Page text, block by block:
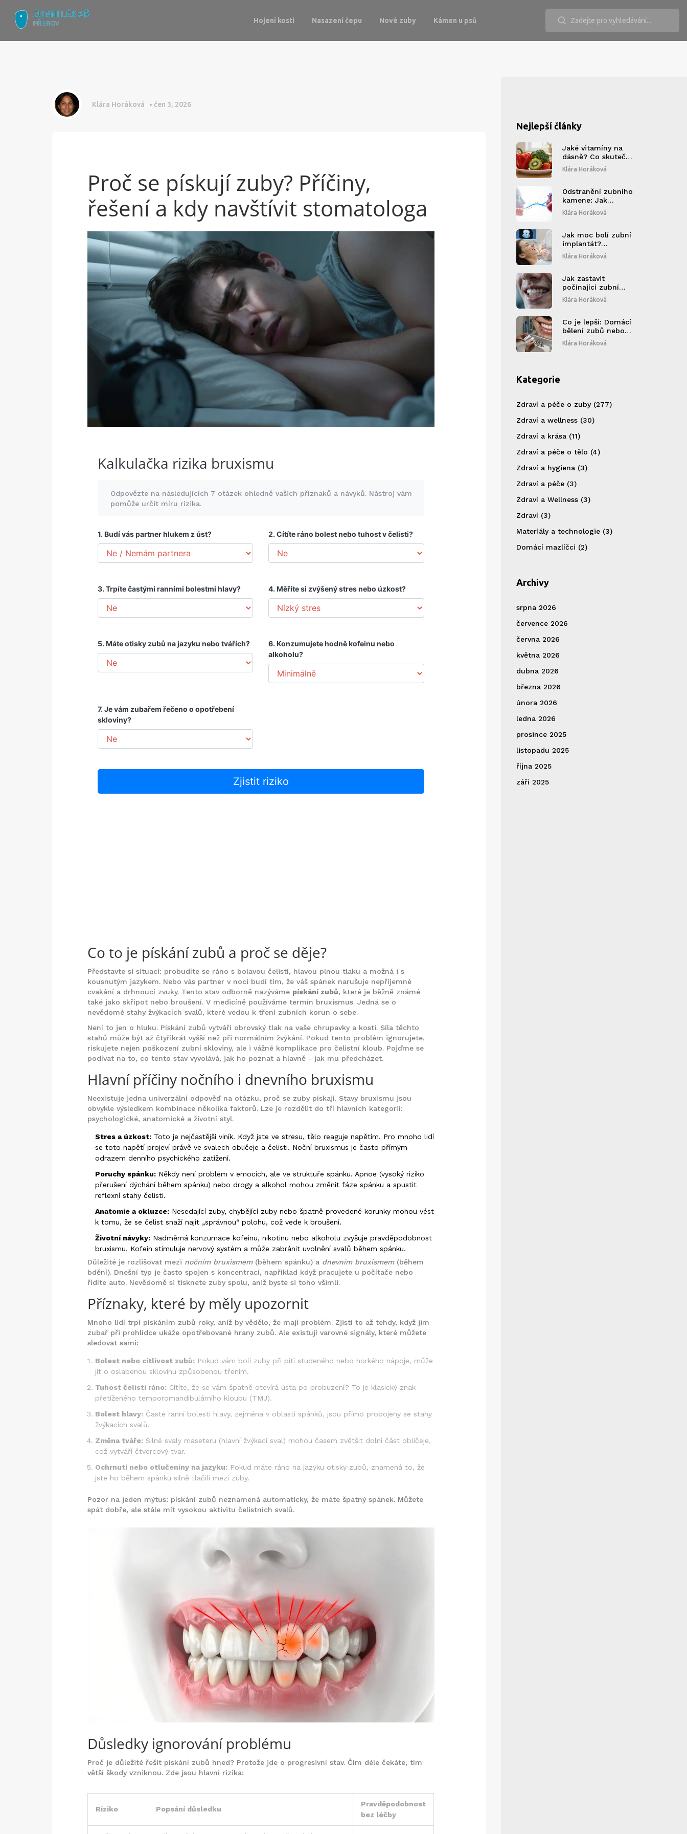
Hojení kosti Nasazení čepu Nové zuby Kámen u psů
Klára Horáková čen 3, 2026
Proč se pískují zuby? Příčiny,
řešení a kdy navštívit stomatologa
Kalkulačka rizika bruxismu
Odpovězte na následujících 7 otázek ohledně vašich příznaků a návyků. Nástroj vám
pomůže určit míru rizika.
1. Budí vás partner hlukem z úst? 2. Cítíte ráno bolest nebo tuhost v čelisti?
3. Trpíte častými ranními bolestmi hlavy? 4. Měříte si zvýšený stres nebo úzkost?
5. Máte otisky zubů na jazyku nebo tvářích?
6. Konzumujete hodně kofeinu nebo
alkoholu?
7. Je vám zubařem řečeno o opotřebení
skloviny?
Zjistit riziko
Co to je pískání zubů a proč se děje?
Představte si situaci: probudíte se ráno s bolavou čelistí, hlavou plnou tlaku a možná i s
kousnutým jazykem. Nebo vás partner v noci budí tím, že váš spánek narušuje nepříjemné
cvakání a drhnoucí zvuky. Tento stav odborně nazýváme pískání zubů, které je běžně známé
také jako skřípot nebo broušení. V medicíně používáme termín bruxismus. Jedná se o
nevědomé stahy žvýkacích svalů, které vedou k tření zubních korun o sebe.
Není to jen o hluku. Pískání zubů vytváří obrovský tlak na vaše chrupavky a kosti. Síla těchto
stahů může být až čtyřikrát vyšší než při normálním žvýkání. Pokud tento problém ignorujete,
riskujete nejen poškození zubní skloviny, ale i vážné komplikace pro čelistní kloub. Pojďme se
podívat na to, co tento stav vyvolává, jak ho poznat a hlavně - jak mu předcházet.
Hlavní příčiny nočního i dnevního bruxismu
Neexistuje jedna univerzální odpověď na otázku, proč se zuby pískají. Stavy bruxismu jsou
obvykle výsledkem kombinace několika faktorů. Lze je rozdělit do tří hlavních kategorií:
psychologické, anatomické a životní styl.
Stres a úzkost: Toto je nejčastější viník. Když jste ve stresu, tělo reaguje napětím. Pro mnoho lidí
se toto napětí projeví právě ve svalech obličeje a čelisti. Noční bruxismus je často přímým
odrazem denního psychického zatížení.
Poruchy spánku: Někdy není problém v emocích, ale ve struktuře spánku. Apnoe (vysoký riziko
přerušení dýchání během spánku) nebo drogy a alkohol mohou změnit fáze spánku a spustit
reflexní stahy čelisti.
Anatomie a okluzce: Nesedající zuby, chybějící zuby nebo špatně provedené korunky mohou vést
k tomu, že se čelist snaží najít „správnou“ polohu, což vede k broušení.
Životní návyky: Nadměrná konzumace kofeinu, nikotinu nebo alkoholu zvyšuje pravděpodobnost
bruxismu. Kofein stimuluje nervový systém a může zabránit uvolnění svalů během spánku.
Důležité je rozlišovat mezi nočním bruxismem(během spánku) a dnevním bruxismem(během
bdění). Dnešní typ je často spojen s koncentrací, například když pracujete u počítače nebo
řídíte auto. Nevědomě si tisknete zuby spolu, aniž byste si toho všimli.
Příznaky, které by měly upozornit
Mnoho lidí trpí pískáním zubů roky, aniž by vědělo, že mají problém. Zjistí to až tehdy, když jim
zubař při prohlídce ukáže opotřebované hrany zubů. Ale existují varovné signály, které můžete
sledovat sami:
Bolest nebo citlivost zubů: Pokud vám bolí zuby při pití studeného nebo horkého nápoje, může
jít o oslabenou sklovinu způsobenou třením.
Tuhost čelisti ráno: Cítíte, že se vám špatně otevírá ústa po probuzení? To je klasický znak
přetíženého temporomandibulárního kloubu (TMJ).
Bolest hlavy: Časté ranní bolesti hlavy, zejména v oblasti spánků, jsou přímo propojeny se stahy
žvýkacích svalů.
Změna tváře: Silné svaly maseteru (hlavní žvýkací sval) mohou časem zvětšit dolní část obličeje,
což vytváří čtvercový tvar.
Ochrnutí nebo otlučeniny na jazyku: Pokud máte ráno na jazyku otisky zubů, znamená to, že
jste ho během spánku silně tlačili mezi zuby.
Pozor na jeden mýtus: pískání zubů neznamená automaticky, že máte špatný spánek. Můžete
spát dobře, ale stále mít vysokou aktivitu čelistních svalů.
Důsledky ignorování problému
Proč je důležité řešit pískání zubů hned? Protože jde o progresivní stav. Čím déle čekáte, tím
větší škody vzniknou. Zde jsou hlavní rizika:
Riziko Popsání důsledku
Pravděpodobnost
bez léčby
Nejlepší články
Jaké vitamíny na
dásně? Co skutečně
pomáhá při
prasklých dásních a
Klára Horáková
Odstranění zubního
kamene: Jak
ovlivňuje vaše
celkové zdraví
Klára Horáková
Jak moc bolí zubní
implantát?
Skutečné
zkušenosti a co
Klára Horáková
Jak zastavit
počínající zubní
kaz: Praktický
průvodce pro
Klára Horáková
Co je lepší: Domácí
bělení zubů nebo
bělení u zubaře?
Klára Horáková
Kategorie
Zdraví a péče o zuby (277)
Zdraví a wellness (30)
Zdraví a krása (11)
Zdraví a péče o tělo (4)
Zdraví a hygiena (3)
Zdraví a péče (3)
Zdraví a Wellness (3)
Zdraví (3)
Materiály a technologie (3)
Domácí mazlíčci (2)
Archivy
srpna 2026
července 2026
června 2026
května 2026
dubna 2026
března 2026
února 2026
ledna 2026
prosince 2025
listopadu 2025
října 2025
září 2025